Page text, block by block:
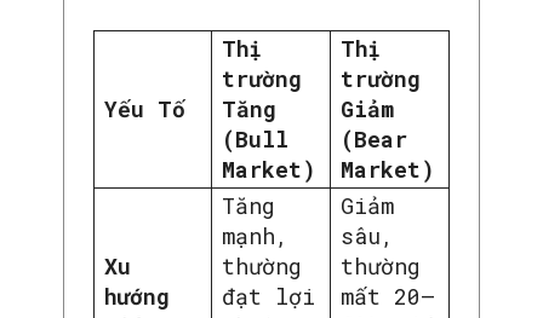
Yếu Tố
Thị
trường
Tăng
(Bull
Market)
Thị
trường
Giảm
(Bear
Market)
Xu
hướng
Tăng
mạnh,
thường
đạt lợi
Giảm
sâu,
thường
mất 20–